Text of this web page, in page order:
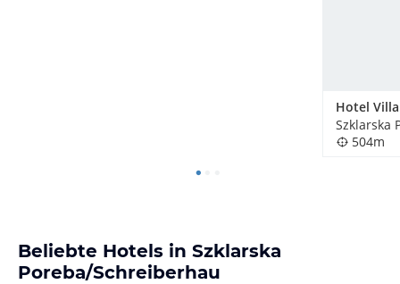
504m
Beliebte Hotels in Szklarska
Poreba/Schreiberhau